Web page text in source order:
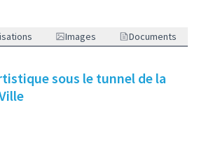
Images Documents
sous le tunnel de la